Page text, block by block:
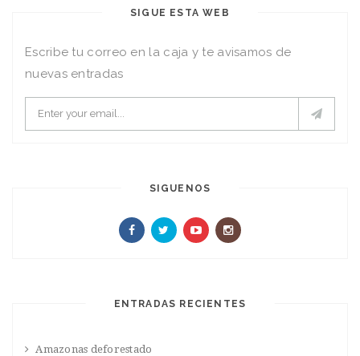
SIGUE ESTA WEB
Escribe tu correo en la caja y te avisamos de
nuevas entradas
SIGUENOS
ENTRADAS RECIENTES
Amazonas deforestado